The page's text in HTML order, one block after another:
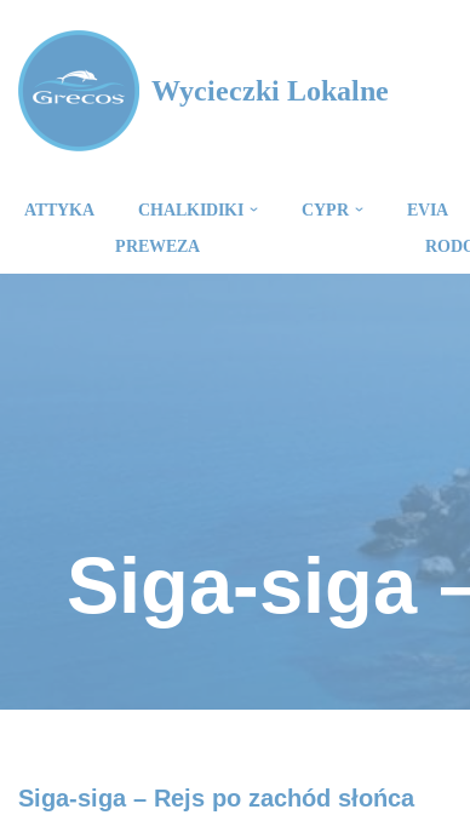
Przejdź
do
treści
Wycieczki Lokalne
ATTYKA CHALKIDIKI CYPR EVIA
PREWEZA
Siga-siga
Siga-siga – Rejs po zachód słońca